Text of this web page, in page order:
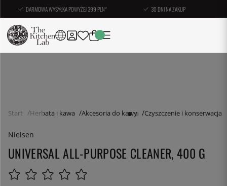
DARMOWA WYSYŁKA POWYŻEJ 399 PLN* 30 DNI NA ZAKUP
Start Herbata i kawa Akcesoria do kawy Czyszczenie i konserwacja
Nielsen
UNIVERSAL ALL-PURPOSE CLEANER, 400 G